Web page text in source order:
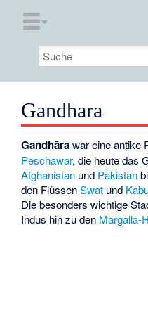
Gandhara
Gandhārawar eine antike
Peschawar, die heute das
Afghanistan und Pakistan
den FlüssenSwat und
Die besonders wichtige
Indus hin zu den Margalla-